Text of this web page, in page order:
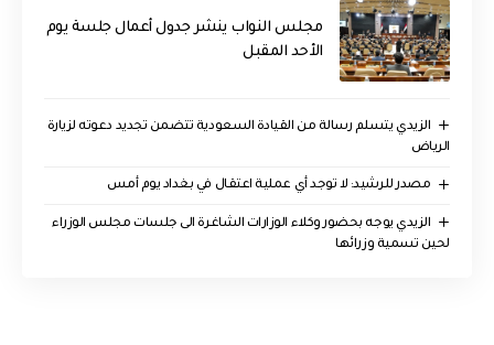
مجلس النواب ينشر جدول أعمال جلسة يوم
الأحد المقبل
الزيدي يتسلم رسالة من القيادة السعودية تتضمن تجديد دعوته لزيارة
الرياض
مصدر للرشيد: لا توجد أي عملية اعتقال في بغداد يوم أمس
الزيدي يوجه بحضور وكلاء الوزارات الشاغرة الى جلسات مجلس الوزراء
لحين تسمية وزرائها